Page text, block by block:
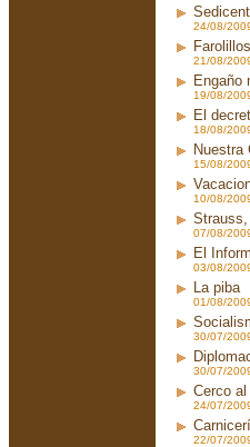
24/08/
21/08/
Engaño
19/08/
El
18/08/
Nuestra
15/08/
10/08/
07/08/
El
03/08/
La piba
01/08/
30/07/
30/07/
Cerco
24/07/
22/07/